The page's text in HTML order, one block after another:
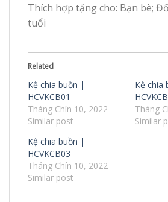
Thích hợp tặng cho: Bạn bè;
tuổi
Related
Kệ chia buồn |
HCVKCB01
Tháng Chín 10, 2022
Similar post
Kệ chia
Tháng
Similar
Kệ chia buồn |
HCVKCB03
Tháng Chín 10, 2022
Similar post